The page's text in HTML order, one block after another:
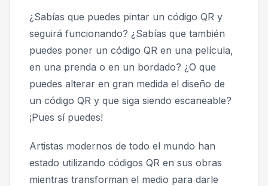
¿Sabías que puedes pintar un código QR y
seguirá funcionando? ¿Sabías que también
puedes poner un código QR en una película,
en una prenda o en un bordado? ¿O que
puedes alterar en gran medida el diseño de
un código QR y que siga siendo escaneable?
¡Pues sí puedes!
Artistas modernos de todo el mundo han
estado utilizando códigos QR en sus obras
mientras transforman el medio para darle